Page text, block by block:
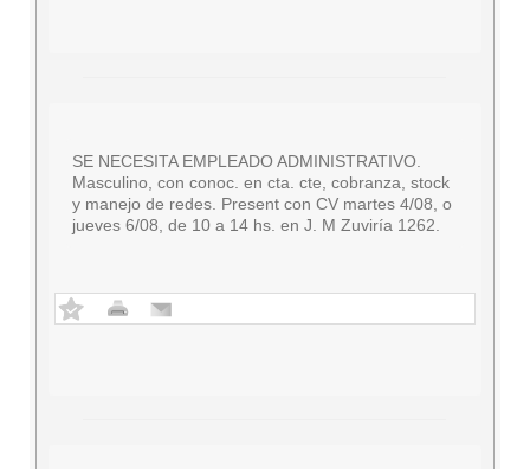
SE NECESITA EMPLEADO ADMINISTRATIVO.
Masculino, con conoc. en cta. cte, cobranza, stock
y manejo de redes. Present con CV martes 4/08, o
jueves 6/08, de 10 a 14 hs. en J. M Zuviría 1262.